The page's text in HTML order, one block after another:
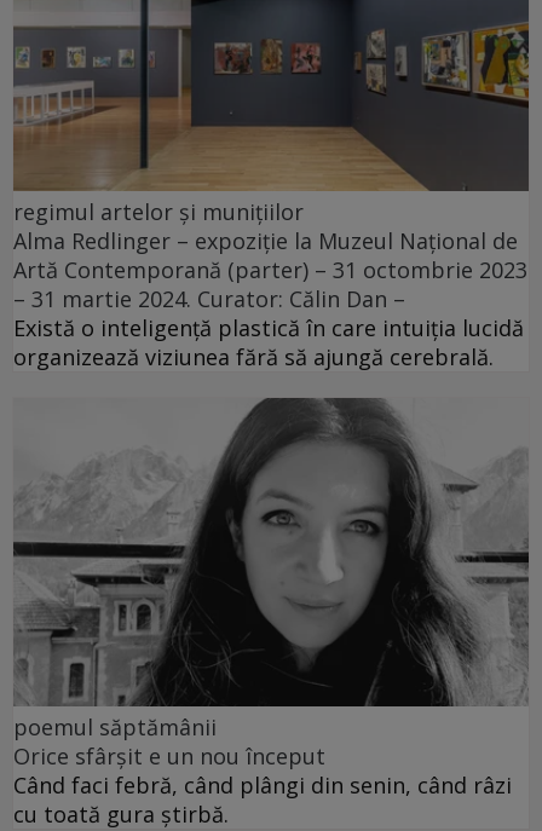
regimul artelor și munițiilor
Alma Redlinger – expoziție la Muzeul Național de
Artă Contemporană (parter) – 31 octombrie 2023
– 31 martie 2024. Curator: Călin Dan –
Există o inteligență plastică în care intuiția lucidă
organizează viziunea fără să ajungă cerebrală.
poemul săptămânii
Orice sfârșit e un nou început
Când faci febră, când plângi din senin, când râzi
cu toată gura știrbă.